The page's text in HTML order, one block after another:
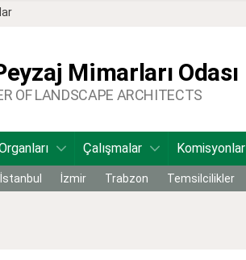
Mimarları Odası
OF LANDSCAPE ARCHITECTS
Çalışmalar Komisyonlar
İstanbul İzmir Trabzon Temsilcilikler